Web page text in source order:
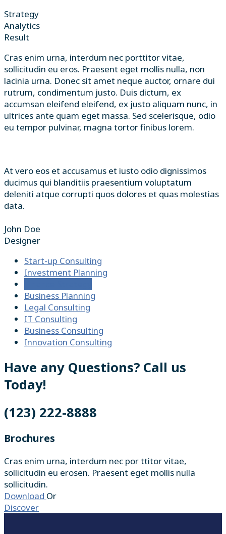
Strategy
Analytics
Result
Cras enim urna, interdum nec porttitor vitae,
sollicitudin eu eros. Praesent eget mollis nulla, non
lacinia urna. Donec sit amet neque auctor, ornare dui
rutrum, condimentum justo. Duis dictum, ex
accumsan eleifend eleifend, ex justo aliquam nunc, in
ultrices ante quam eget massa. Sed scelerisque, odio
eu tempor pulvinar, magna tortor finibus lorem.
At vero eos et accusamus et iusto odio dignissimos
ducimus qui blanditiis praesentium voluptatum
deleniti atque corrupti quos dolores et quas molestias
data.
John Doe
Designer
Start-up Consulting
Investment Planning
Business Planning
Legal Consulting
IT Consulting
Business Consulting
Innovation Consulting
Have any Questions? Call us
Today!
(123) 222-8888
Brochures
Cras enim urna, interdum nec por ttitor vitae,
sollicitudin eu erosen. Praesent eget mollis nulla
sollicitudin.
Download Or
Discover